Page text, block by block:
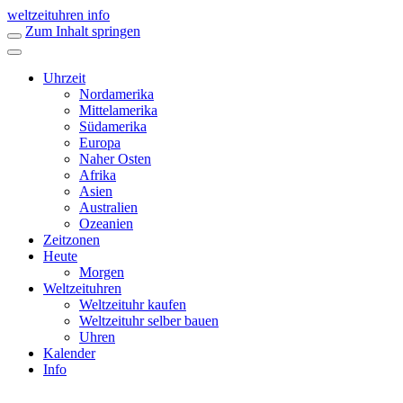
weltzeituhren info
Zum Inhalt springen
Uhrzeit
Nordamerika
Mittelamerika
Südamerika
Europa
Naher Osten
Afrika
Asien
Australien
Ozeanien
Zeitzonen
Heute
Morgen
Weltzeituhren
Weltzeituhr kaufen
Weltzeituhr selber bauen
Uhren
Kalender
Info